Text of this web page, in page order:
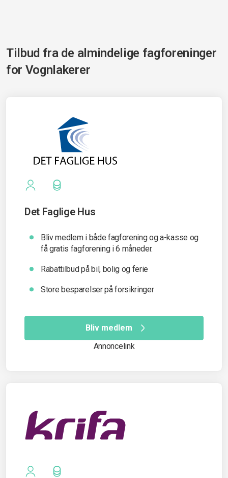
Tilbud fra de almindelige fagforeninger
for Vognlakerer
Det Faglige Hus
Bliv medlem i både fagforening og a-kasse og
få gratis fagforening i 6 måneder.
Rabattilbud på bil, bolig og ferie
Store besparelser på forsikringer
Bliv medlem
Annoncelink